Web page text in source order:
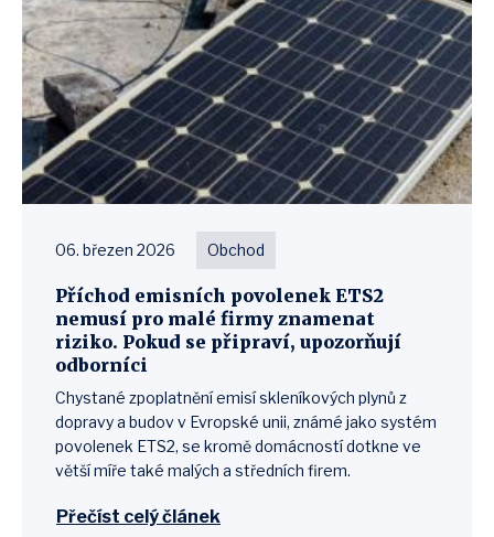
06. březen 2026 Obchod
Příchod emisních povolenek ETS2
nemusí pro malé firmy znamenat
riziko. Pokud se připraví, upozorňují
odborníci
Chystané zpoplatnění emisí skleníkových plynů z
dopravy a budov v Evropské unii, známé jako systém
povolenek ETS2, se kromě domácností dotkne ve
větší míře také malých a středních firem.
Přečíst celý článek